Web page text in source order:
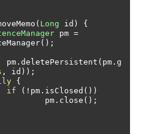
( Long id )
{
pm =
();
			pm
. deletePersistent ( pm . g
, id ));
{
if
(! pm . isClosed ())
				pm
. close ();